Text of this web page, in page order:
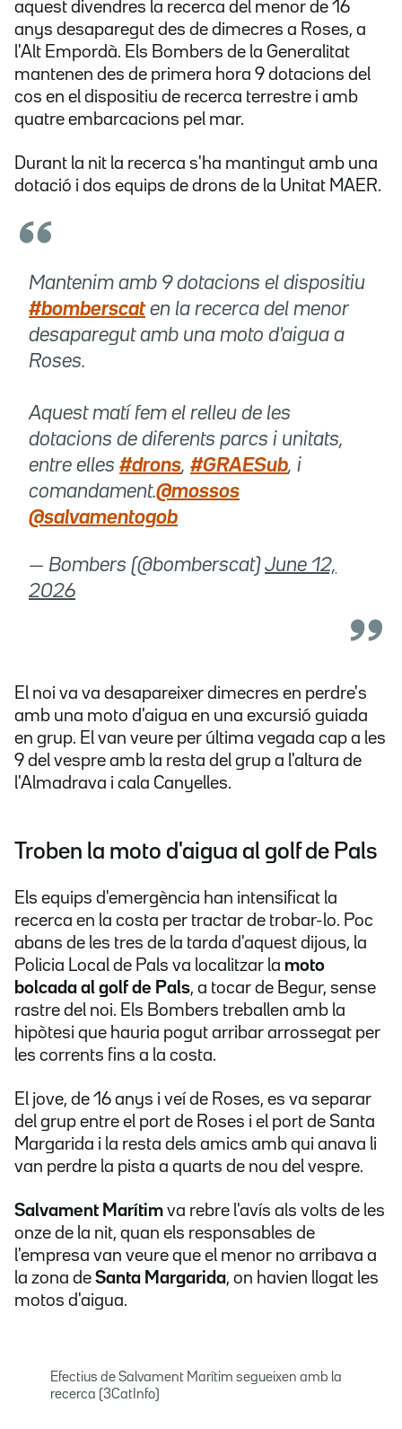
aquest divendres la recerca del menor de 16
anys desaparegut des de dimecres a Roses, a
l'Alt Empordà. Els Bombers de la Generalitat
mantenen des de primera hora 9 dotacions del
cos en el dispositiu de recerca terrestre i amb
quatre embarcacions pel mar.
Durant la nit la recerca s'ha mantingut amb una
dotació i dos equips de drons de la Unitat MAER.
Mantenim amb 9 dotacions el dispositiu
#bomberscaten la recerca del menor
desaparegut amb una moto d'aigua a
Roses.
Aquest matí fem el relleu de les
dotacions de diferents parcs i unitats,
entre elles #drons, #GRAESub, i
comandament.@mossos
@salvamentogob
— Bombers (@bomberscat) June 12,
2026
El noi va va desapareixer dimecres en perdre's
amb una moto d'aigua en una excursió guiada
en grup. El van veure per última vegada cap a les
9 del vespre amb la resta del grup a l'altura de
l'Almadrava i cala Canyelles.
Troben la moto d'aigua al golf de Pals
Els equips d'emergència han intensificat la
recerca en la costa per tractar de trobar-lo. Poc
abans de les tres de la tarda d'aquest dijous, la
Policia Local de Pals va localitzar la moto
bolcada al golf de Pals, a tocar de Begur, sense
rastre del noi. Els Bombers treballen amb la
hipòtesi que hauria pogut arribar arrossegat per
les corrents fins a la costa.
El jove, de 16 anys i veí de Roses, es va separar
del grup entre el port de Roses i el port de Santa
Margarida i la resta dels amics amb qui anava li
van perdre la pista a quarts de nou del vespre.
Salvament Marítim va rebre l'avís als volts de les
onze de la nit, quan els responsables de
l'empresa van veure que el menor no arribava a
la zona de Santa Margarida, on havien llogat les
motos d'aigua.
Efectius de Salvament Marítim segueixen amb la
recerca (3CatInfo)